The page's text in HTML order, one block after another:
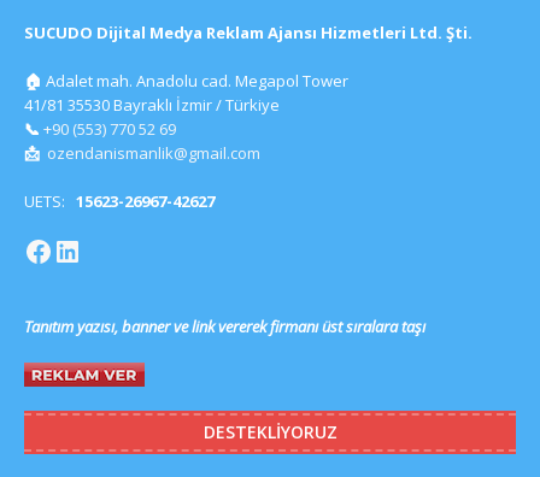
SUCUDO Dijital Medya Reklam Ajansı Hizmetleri Ltd. Şti.
🏠 Adalet mah. Anadolu cad. Megapol Tower
41/81 35530 Bayraklı İzmir / Türkiye
📞 +90 (553) 770 52 69
📩 ozendanismanlik@gmail.com
UETS: 15623-26967-42627
Tanıtım yazısı, banner ve link vererek firmanı üst sıralara taşı
DESTEKLIYORUZ